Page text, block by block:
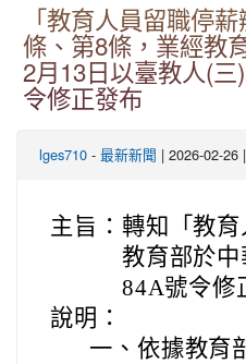
「教育人員留職停
條、第8條，業經教
2月13日以臺教人(
令修正發布
lges710 - 最新新聞 | 2026-02-26
主旨： 轉知「教
教育部於
84A號令修
說明：
一、 依據教育